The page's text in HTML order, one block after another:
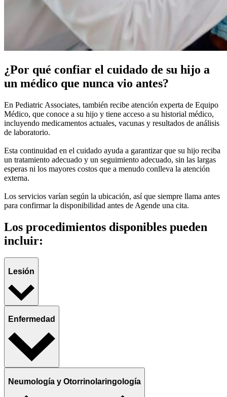
¿Por qué confiar el cuidado de su hijo a
un médico que nunca vio antes?
En Pediatric Associates, también recibe atención experta de Equipo
Médico, que conoce a su hijo y tiene acceso a su historial médico,
incluyendo medicamentos actuales, vacunas y resultados de análisis
de laboratorio.
Esta continuidad en el cuidado ayuda a garantizar que su hijo reciba
un tratamiento adecuado y un seguimiento adecuado, sin las largas
esperas ni los mayores costos que a menudo conlleva la atención
externa.
Los servicios varían según la ubicación, así que siempre llama antes
para confirmar la disponibilidad antes de Agende una cita.
Los procedimientos disponibles pueden
incluir:
Lesión
Enfermedad
Neumología y Otorrinolaringología